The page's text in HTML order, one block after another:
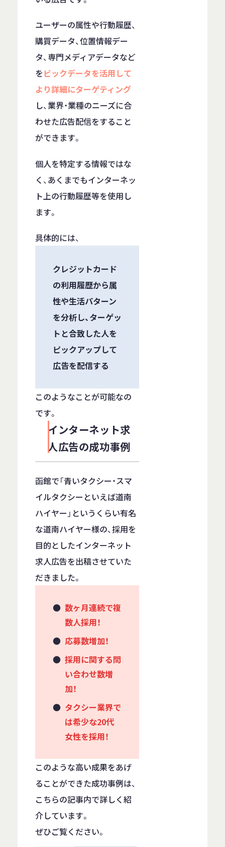
ユーザーの属性や行動履歴、
購買データ、位置情報デー
タ、専門メディアデータなど
をビックデータを活用して
より詳細にターゲティング
し、業界・業種のニーズに合
わせた広告配信をすること
ができます。
個人を特定する情報ではな
く、あくまでもインターネッ
ト上の行動履歴等を使用し
ます。
具体的には、
クレジットカード
の利用履歴から属
性や生活パターン
を分析し、ターゲッ
トと合致した人を
ピックアップして
広告を配信する
このようなことが可能なの
です。
インターネット求
人広告の成功事例
函館で「青いタクシー・スマ
イルタクシーといえば道南
ハイヤー」というくらい有名
な道南ハイヤー様の、採用を
目的としたインターネット
求人広告を出稿させていた
だきました。
数ヶ月連続で複
数人採用！
応募数増加！
採用に関する問
い合わせ数増
加！
タクシー業界で
は希少な20代
女性を採用！
このような高い成果をあげ
ることができた成功事例は、
こちらの記事内で詳しく紹
介しています。
ぜひご覧ください。